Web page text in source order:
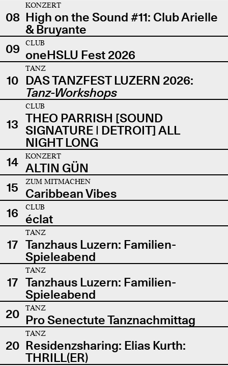
08
KONZERT
High on the Sound #11: Club Arielle
& Bruyante
09
CLUB
oneHSLU Fest 2026
10
TANZ
DAS TANZFEST LUZERN 2026:
Tanz-Workshops
13
CLUB
THEO PARRISH [SOUND
SIGNATURE | DETROIT] ALL
NIGHT LONG
14
KONZERT
ALTIN GÜN
15
ZUM MITMACHEN
Caribbean Vibes
16
CLUB
éclat
17
TANZ
Tanzhaus Luzern: Familien-
Spieleabend
17
TANZ
Tanzhaus Luzern: Familien-
Spieleabend
20
TANZ
Pro Senectute Tanznachmittag
20
TANZ
Residenzsharing: Elias Kurth:
THRILL(ER)